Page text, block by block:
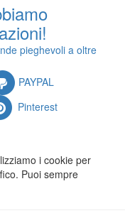
PAYPAL
Pinterest
i cookie per
Puoi sempre